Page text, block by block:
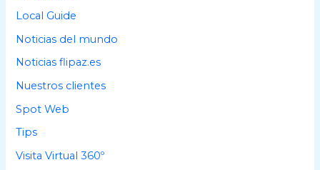
Local Guide
Noticias del mundo
Noticias flipaz.es
Nuestros clientes
Spot Web
Tips
Visita Virtual 360º